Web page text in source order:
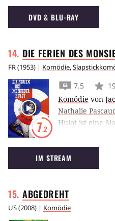
US-Comics aller
Der Film über
liebenswerten
alle Superlative
Independent
Universum und
Originalität
unscheinbaren
Herausgeber
DVD & BLU-RAY
DIE FERIEN DES
FR(1953) | Komödie,
7.2
7.5
Komödie von
Nathalie
Hulot ist eine
IM STREAM
ABGEDREHT
US(2008) | Komödie